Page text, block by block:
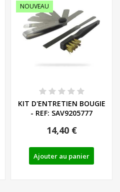
NOUVEAU
KIT D'ENTRETIEN BOUGIE
- REF: SAV9205777
14,40 €
Ajouter au panier